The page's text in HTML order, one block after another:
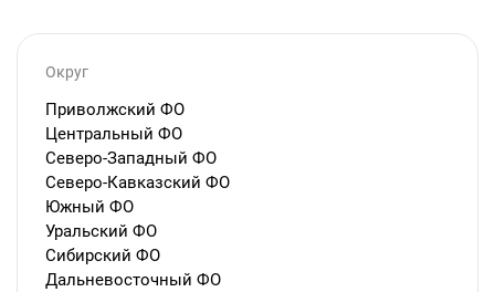
Округ
Приволжский ФО
Центральный ФО
Северо-Западный ФО
Северо-Кавказский ФО
Южный ФО
Уральский ФО
Сибирский ФО
Дальневосточный ФО